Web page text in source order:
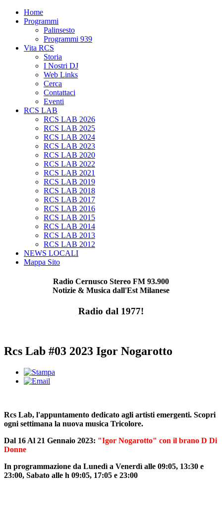
Home
Programmi
Palinsesto
Programmi 939
Vita RCS
Storia
I Nostri DJ
Web Links
Cerca
Contattaci
Eventi
RCS LAB
RCS LAB 2026
RCS LAB 2025
RCS LAB 2024
RCS LAB 2023
RCS LAB 2020
RCS LAB 2022
RCS LAB 2021
RCS LAB 2019
RCS LAB 2018
RCS LAB 2017
RCS LAB 2016
RCS LAB 2015
RCS LAB 2014
RCS LAB 2013
RCS LAB 2012
NEWS LOCALI
Mappa Sito
Radio Cernusco Stereo FM 93.900
Notizie & Musica dall'Est Milanese
Radio dal 1977!
Rcs Lab #03 2023 Igor Nogarotto
Rcs Lab, l'appuntamento dedicato agli artisti emergenti. Scopri
ogni settimana la nuova musica Tricolore.
Dal 16 Al 21 Gennaio 2023: "Igor Nogarotto" con il brano D Di
Donne
In programmazione da Lunedì a Venerdì alle 09:05, 13:30 e
23:00, Sabato alle h 09:05, 17:05 e 23:00